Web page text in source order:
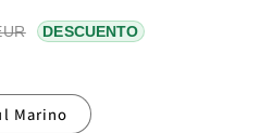
DESCUENTO
Marino